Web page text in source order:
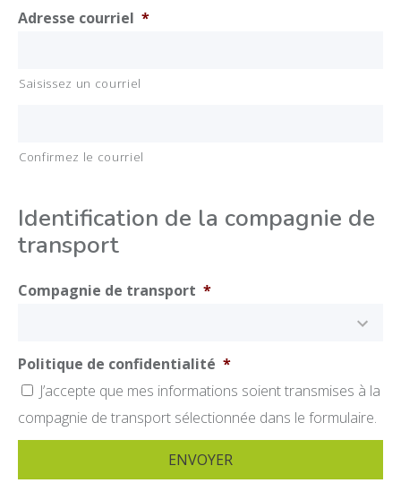
Adresse courriel *
Saisissez un courriel
Confirmez le courriel
Identification de la compagnie de
transport
Compagnie de transport *
Politique de confidentialité *
J’accepte que mes informations soient transmises à la
compagnie de transport sélectionnée dans le formulaire.